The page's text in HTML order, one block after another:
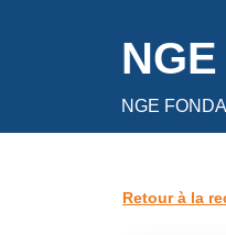
NGE
Retour à la